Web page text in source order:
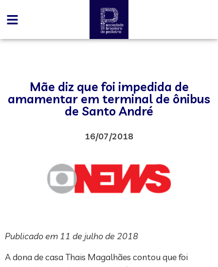
Mãe diz que foi impedida de
amamentar em terminal de ônibus
de Santo André
16/07/2018
Publicado em 11 de julho de 2018
A dona de casa Thais Magalhães contou que foi